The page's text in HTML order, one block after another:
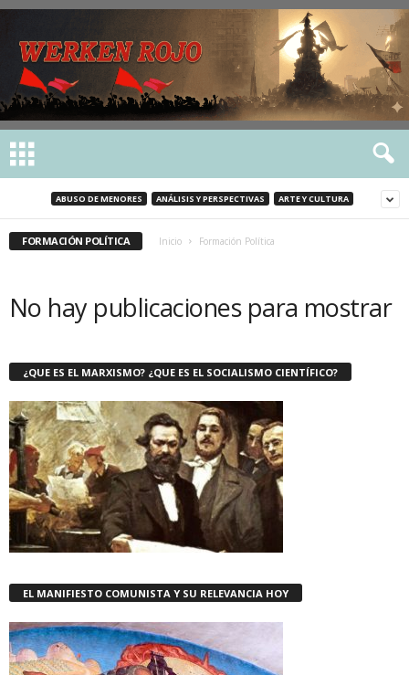
ABUSO DE MENORES ANÁLISIS Y PERSPECTIVAS ARTE Y CULTURA
FORMACIÓN POLÍTICA Inicio Formación Política
No hay publicaciones para mostrar
¿QUE ES EL MARXISMO? ¿QUE ES EL SOCIALISMO CIENTÍFICO?
EL MANIFIESTO COMUNISTA Y SU RELEVANCIA HOY